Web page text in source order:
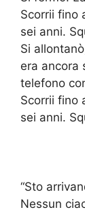
Scorrii fino
sei anni.
Si
era ancora
telefono
Scorrii fino
sei anni.
“Sto
Nessun